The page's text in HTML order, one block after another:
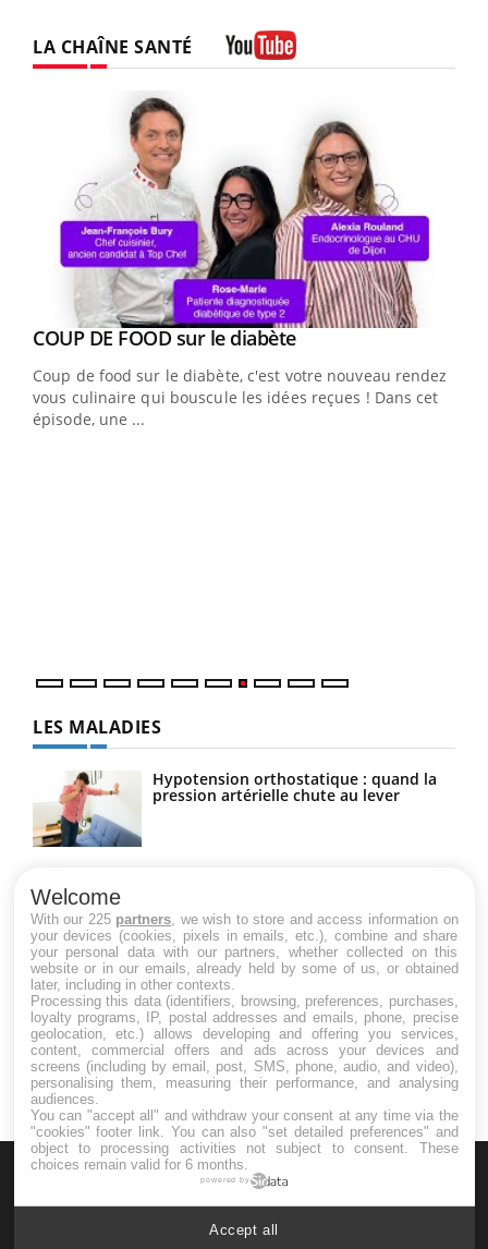
LA CHAÎNE SANTÉ
Youtube
COUP DE FOOD sur le diabèteYoutube
Coup de food sur le diabète, c'est votre nouveau rendez-
vous culinaire qui bouscule les idées reçues ! Dans cet
épisode, une ...
LES MALADIES
Hypotension orthostatique : quand la
pression artérielle chute au lever
Maladie de Charcot (Sclérose latérale
amyotrophique)
Welcome
With our 225 partners , we wish to store and access information on
your devices (cookies, pixels in emails, etc.), combine and share
your personal data with our partners, whether collected on this
website or in our emails, already held by some of us, or obtained
later, including in other contexts.
Processing this data (identifiers, browsing, preferences, purchases,
loyalty programs, IP, postal addresses and emails, phone, precise
geolocation, etc.) allows developing and offering you services,
content, commercial offers and ads across your devices and
screens (including by email, post, SMS, phone, audio, and video),
personalising them, measuring their performance, and analysing
audiences.
You can "accept all" and withdraw your consent at any time via the
"cookies" footer link . You can also "set detailed preferences" and
object to processing activities not subject to consent. These
choices remain valid for 6 months.
powered by
Accept all